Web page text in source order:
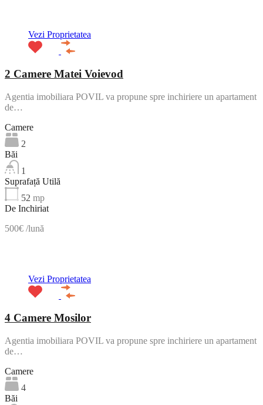
Vezi Proprietatea
2 Camere Matei Voievod
Agentia imobiliara POVIL va propune spre inchiriere un apartament
de…
Camere
2
Băi
1
Suprafață Utilă
52 mp
De Inchiriat
500€ /lună
Vezi Proprietatea
4 Camere Mosilor
Agentia imobiliara POVIL va propune spre inchiriere un apartament
de…
Camere
4
Băi